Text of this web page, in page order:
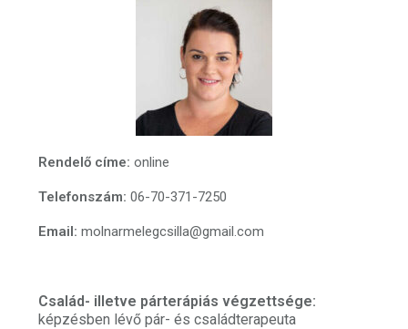
Rendelő címe: online
Telefonszám: 06-70-371-7250
Email: molnarmelegcsilla@gmail.com
Család- illetve párterápiás végzettsége:
képzésben lévő pár- és családterapeuta